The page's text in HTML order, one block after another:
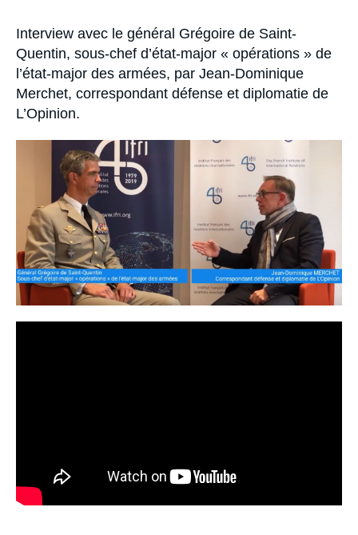
Nous soutenir
Accroche
Interview avec le général Grégoire de Saint-
Quentin, sous-chef d’état-major « opérations » de
l’état-major des armées, par Jean-Dominique
Merchet, correspondant défense et diplomatie de
L’Opinion.
principale
médiatique